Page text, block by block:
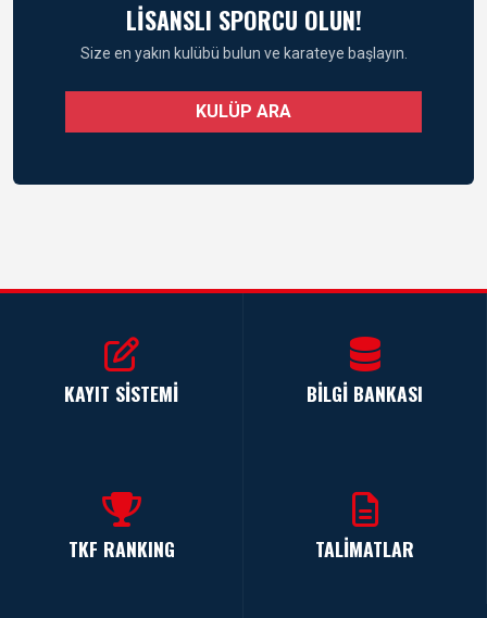
LİSANSLI SPORCU OLUN!
Size en yakın kulübü bulun ve karateye başlayın.
KULÜP ARA
KAYIT SİSTEMİ BİLGİ BANKASI
TKF RANKING TALİMATLAR